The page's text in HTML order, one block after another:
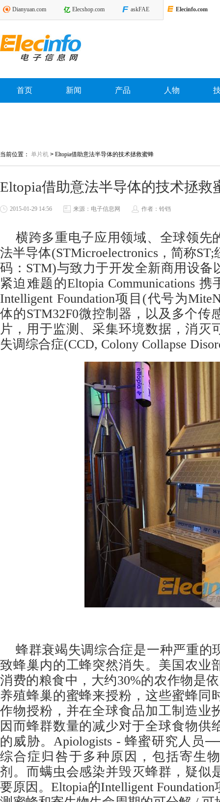
Dianyuan.com Elecshop.com askFAE Elecinfo.com
首页 新闻 产品 人物
当前位置： 单片机 > Eltopia借助意法半导体的技术拯救蜜蜂
Eltopia借助意法半导体的技术拯救
2015-01-29 14:56 来源：电子信息网 作者：铃铛
横跨多重电子应用领域、全球领先
法半导体(STMicroelectronics，简称
码：STM)与致力于开发全新商用设备
紧迫难题的Eltopia Communications
Intelligent Foundation项目(代号为
体的STM32F0微控制器，以及多个传
片，用于监测、采集环境数据，消灭
失调综合症(CCD, Colony Collapse
蜂群衰竭失调综合症是一种严重的
致蜂巢内的工蜂突然消失。美国农业
消费的粮食中，大约30%的农作物是
养殖蜂巢的蜜蜂来授粉，这些蜜蜂同
作物授粉，并在全球食品加工制造业
因而蜂群数量的减少对于全球食物供
的威胁。Apiologists - 蜂蜜研究人员
综合症归咎于多种原因，包括寄生
剂。而螨虫会感染并毁灭蜂群，疑似
要原因。Eltopia的Intelligent